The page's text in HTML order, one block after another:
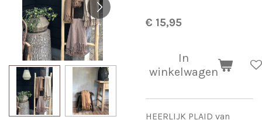
€ 15,95
In
winkelwagen
HEERLIJK PLAID van